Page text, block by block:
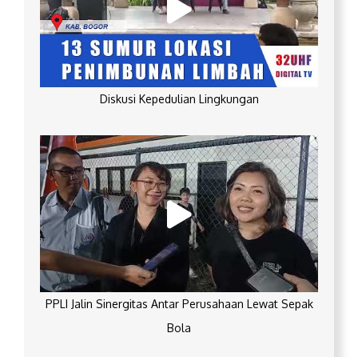
Diskusi Kepedulian Lingkungan
PPLI Jalin Sinergitas Antar Perusahaan Lewat Sepak
Bola